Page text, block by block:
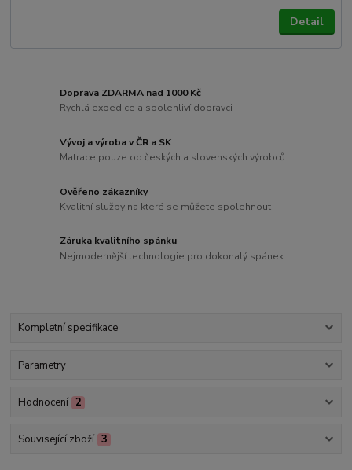
Detail
Doprava ZDARMA nad 1000 Kč
Rychlá expedice a spolehliví dopravci
Vývoj a výroba v ČR a SK
Matrace pouze od českých a slovenských výrobců
Ověřeno zákazníky
Kvalitní služby na které se můžete spolehnout
Záruka kvalitního spánku
Nejmodernější technologie pro dokonalý spánek
Kompletní specifikace
Parametry
Hodnocení 2
Související zboží 3